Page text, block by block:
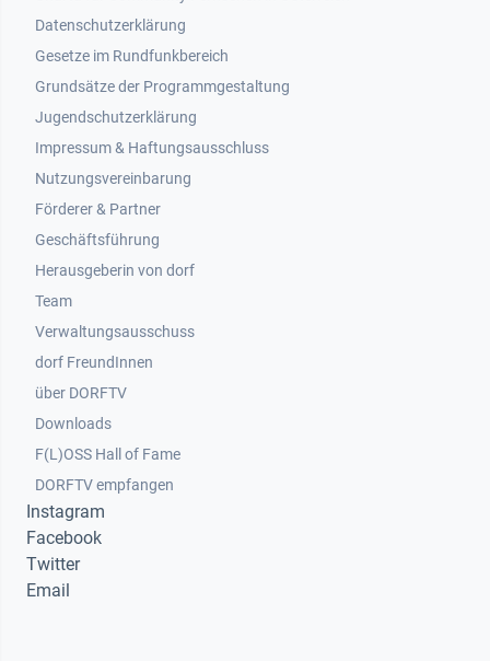
Datenschutzerklärung
Gesetze im Rundfunkbereich
Grundsätze der Programmgestaltung
Jugendschutzerklärung
Impressum & Haftungsausschluss
Nutzungsvereinbarung
Footer 2
Förderer & Partner
Geschäftsführung
Herausgeberin von dorf
Team
Verwaltungsausschuss
dorf FreundInnen
Footer 3
über DORFTV
Downloads
F(L)OSS Hall of Fame
Footer 4
DORFTV empfangen
Instagram
Facebook
Twitter
Email